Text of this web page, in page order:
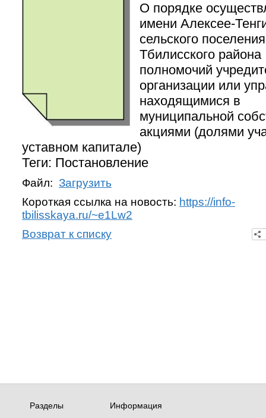
О порядке
имени Алексее-
сельского поселения
Тбилисского района
полномочий
организации или
находящимися в
муниципальной
акциями (долями
уставном капитале)
Теги: Постановление
Файл: Загрузить
Короткая ссылка на новость: https://info-
tbilisskaya.ru/~e1Lw2
Возврат к списку
Разделы Информация